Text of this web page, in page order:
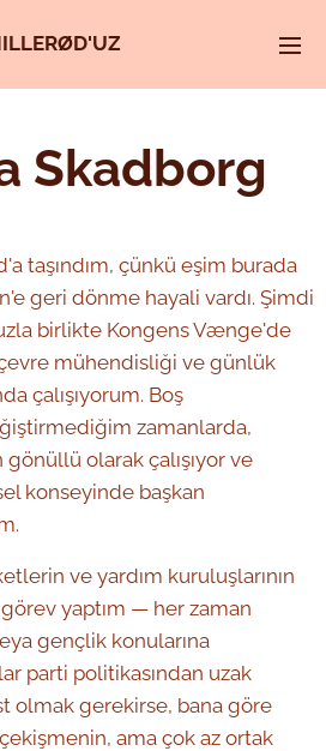
Skadborg
taşındım, çünkü eşim burada
geri dönme hayali vardı. Şimdi
birlikte Kongens Vænge'de
mühendisliği ve günlük
çalışıyorum. Boş
zamanlarda,
olarak çalışıyor ve
konseyinde başkan
ve yardım kuruluşlarının
yaptım — her zaman
gençlik konularına
parti politikasından uzak
olmak gerekirse, bana göre
ama çok az ortak